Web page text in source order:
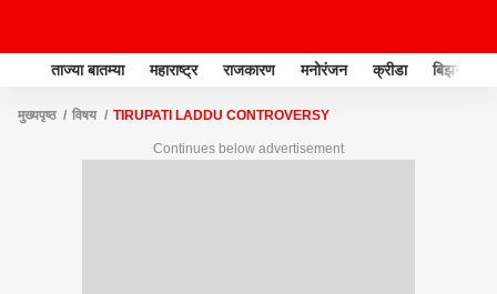
ताज्या बातम्या महाराष्ट्र राजकारण मनोरंजन क्रीडा बिझनेस
मुख्यपृष्ठ विषय TIRUPATI LADDU CONTROVERSY
Continues below advertisement